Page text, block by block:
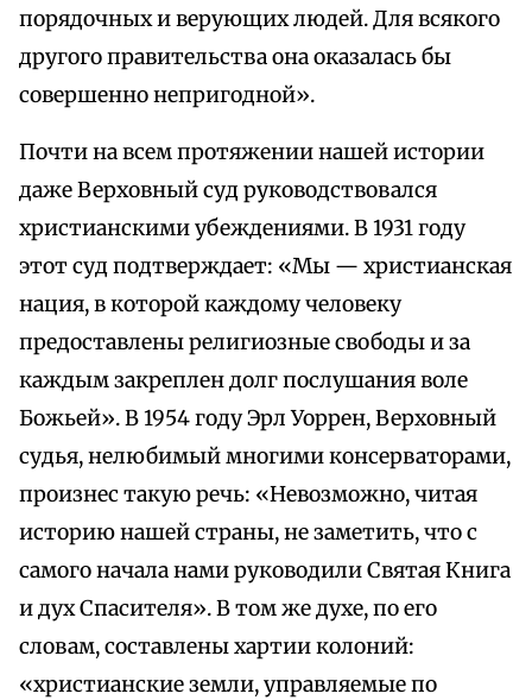
порядочных и верующих людей. Для всякого
другого правительства она оказалась бы
совершенно непригодной».
Почти на всем протяжении нашей истории
даже Верховный суд руководствовался
христианскими убеждениями. В 1931 году
этот суд подтверждает: «Мы — христианская
нация, в которой каждому человеку
предоставлены религиозные свободы и за
каждым закреплен долг послушания воле
Божьей». В 1954 году Эрл Уоррен, Верховный
судья, нелюбимый многими консерваторами,
произнес такую речь: «Невозможно, читая
историю нашей страны, не заметить, что с
самого начала нами руководили Святая Книга
и дух Спасителя». В том же духе, по его
словам, составлены хартии колоний:
«христианские земли, управляемые по